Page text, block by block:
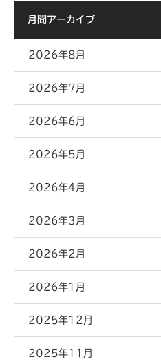
月間アーカイブ
2026年8月
2026年7月
2026年6月
2026年5月
2026年4月
2026年3月
2026年2月
2026年1月
2025年12月
2025年11月